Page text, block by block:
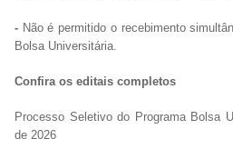
- Não é permitido o recebimento
Bolsa Universitária.
Confira os editais completos
Processo Seletivo do Programa Bolsa
de 2026